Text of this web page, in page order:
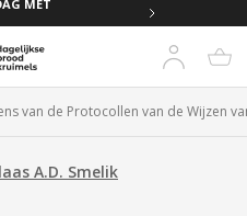
MET
van de Protocollen van de Wijzen
A.D. Smelik